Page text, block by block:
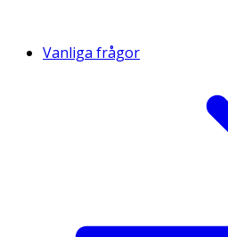
Vanliga frågor